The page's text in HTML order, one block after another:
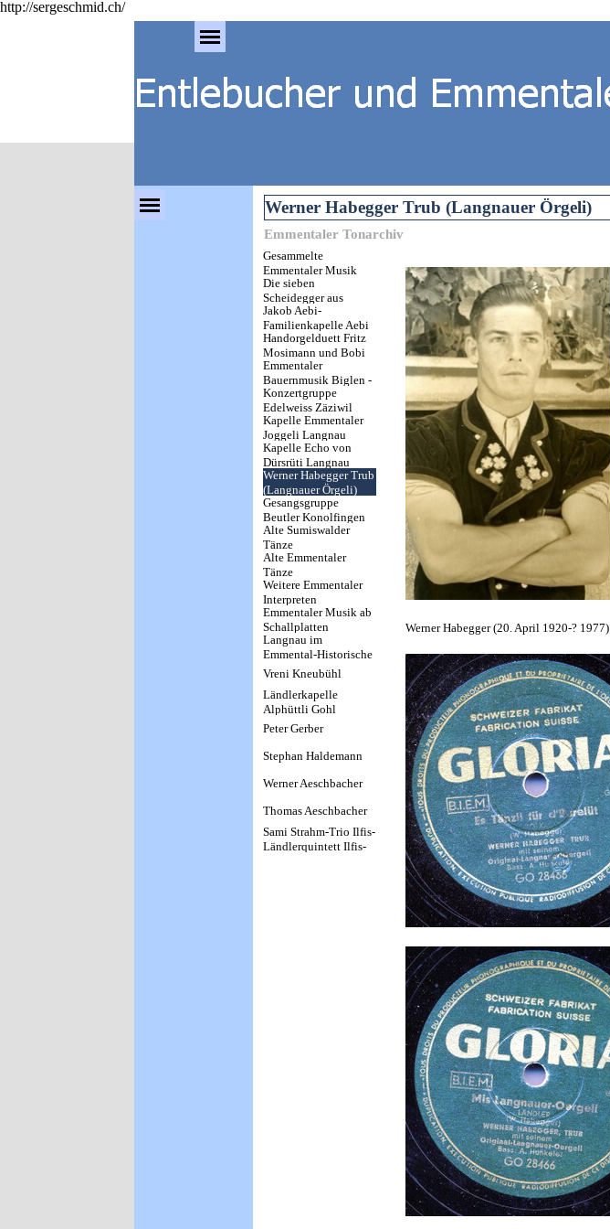
http://sergeschmid.ch/
Direkt zum Seiteninhalt
Menü überspringen
Menü überspringen
Werner Habegger Trub (Langnauer Örgeli)
Emmentaler Tonarchiv
Gesammelte
Emmentaler Musik
Die sieben
Scheidegger aus
Huttwil (The
Scheidegger Seven)
Jakob Aebi-
Familienkapelle Aebi
Handorgelduett Fritz
Mosimann und Bobi
Hirsbrunner
Sumiswald
Emmentaler
Bauernmusik Biglen -
Walkringen
Konzertgruppe
Edelweiss Zäziwil
Kapelle Emmentaler
Joggeli Langnau
Kapelle Echo von
Dürsrüti Langnau
Werner Habegger Trub
(Langnauer Örgeli)
Gesangsgruppe
Beutler Konolfingen
Alte Sumiswalder
Tänze
Alte Emmentaler
Tänze
Weitere Emmentaler
Interpreten
Emmentaler Musik ab
Schallplatten
Langnau im
Emmental-Historische
Musikaufnahmen
Vreni Kneubühl
Ländlerkapelle
Alphüttli Gohl
Peter Gerber
Stephan Haldemann
Werner Aeschbacher
Thomas Aeschbacher
Sami Strahm-Trio Ilfis-
Ländlerquintett Ilfis-
Werner Habegger (20. April 1920-? 1977)